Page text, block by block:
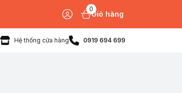
0
Giỏ hàng
Hệ thống cửa hàng 0919 694 699